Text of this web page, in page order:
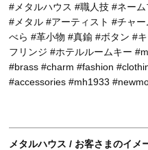
#メタルハウス #職人技 #ネー
#メタル #アーティスト #チャ
べら #革小物 #真鍮 #ボタン #
フリンジ #ホテルルームキー
#brass #charm #fashion
#accessories #mh1933
メタルハウス / お客さまのイメ